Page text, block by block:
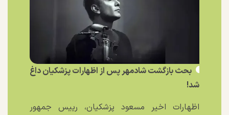
بحث بازگشت شادمهر پس از اظهارات پزشکیان داغ
شد!
اظهارات اخیر مسعود پزشکیان، رییس جمهور